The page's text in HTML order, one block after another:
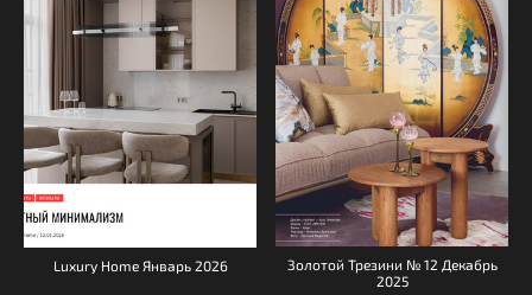
Luxury Home Январь 2026
Золотой Трезини № 12 Декабрь
2025